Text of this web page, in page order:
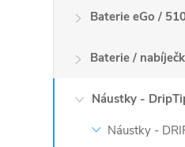
Baterie eGo /
Baterie /
Náustky -
Náustky -